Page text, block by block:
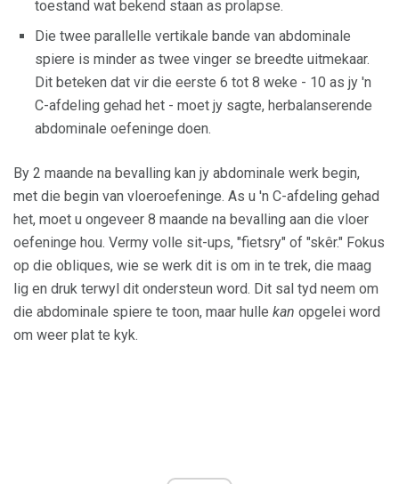
toestand wat bekend staan ​​as prolapse.
Die twee parallelle vertikale bande van abdominale
spiere is minder as twee vinger se breedte uitmekaar.
Dit beteken dat vir die eerste 6 tot 8 weke - 10 as jy 'n
C-afdeling gehad het - moet jy sagte, herbalanserende
abdominale oefeninge doen.
By 2 maande na bevalling kan jy abdominale werk begin,
met die begin van vloeroefeninge. As u 'n C-afdeling gehad
het, moet u ongeveer 8 maande na bevalling aan die vloer
oefeninge hou. Vermy volle sit-ups, "fietsry" of "skêr." Fokus
op die obliques, wie se werk dit is om in te trek, die maag
lig en druk terwyl dit ondersteun word. Dit sal tyd neem om
die abdominale spiere te toon, maar hulle kan opgelei word
om weer plat te kyk.